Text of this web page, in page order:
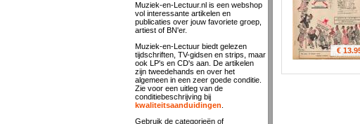
€
Muziek-en-Lectuur.nl is een webshop
vol interessante artikelen en
publicaties over jouw favoriete groep,
artiest of BN'er.
Muziek-en-Lectuur biedt gelezen
tijdschriften, TV-gidsen en strips, maar
ook LP's en CD's aan. De artikelen
zijn tweedehands en over het
algemeen in een zeer goede conditie.
Zie voor een uitleg van de
conditiebeschrijving bij
kwaliteitsaanduidingen
Gebruik de categorieën of